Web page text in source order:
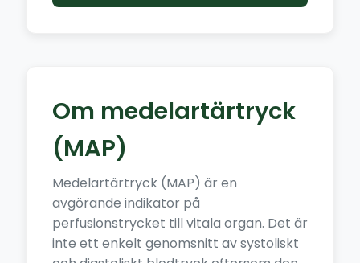
Om medelartärtryck
(MAP)
Medelartärtryck (MAP) är en
avgörande indikator på
perfusionstrycket till vitala organ. Det är
inte ett enkelt genomsnitt av systoliskt